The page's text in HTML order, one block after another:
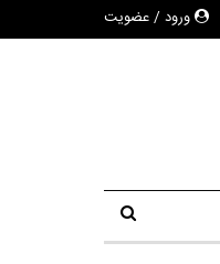
ورود / عضویت